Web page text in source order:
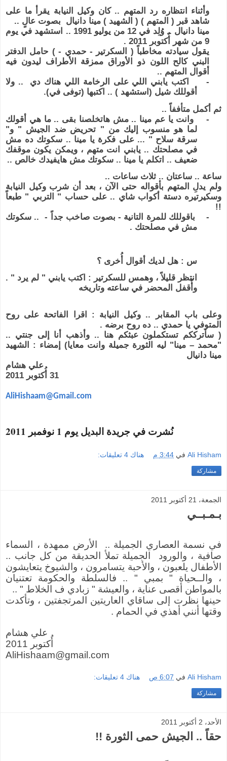
وأثناء انتظاره رد المتهم .. كان وكيل النيابة يقرأ ما على
شاهد قبر ( المتهم ) ( الشهيد ) مينا دانيال بصوت عالٍ ..
مينا دانيال .. وُلِد في 12 من يوليو 1991 .. استشهد في يوم
9 من شهر أُكتوبر 2011 .
يقول سيادته مخاطباً ( السكرتير - حمدي - ) حامل الدفتر
البني كالح اللون ذو الأوراق ممزقة الأطراف ليدون فيه
أقوال المتهم ..
-
اكتب يابني اللي على الرخامة اللي هناك دي .. ولا
أقوللك شيل (استشهد ) .. اكتبها (توفى في).
ثم أكمل متأففاً ..
-
وانت يا عم مينا .. مش هاتخلصنا بقى .. ما هي أقولك
لما هو منسوب إليك من " تحريض ضد الجيش " و"
سرقة سلاح " ... على فكرة يا مينا .. سكوتك ده مش
في مصلحتك .. يابني انت متهم ، ويمكن يكون موقفك
ضعيف .. اتكلم يا مينا .. سكوتك مش هايفيدك خالص ..
ساعة .. ساعتان .. ثلاث ساعات ..
ولم يدلِ المتهم بأقواله حتى الآن ، بعد أن شرب وكيل النيابة
وسكيرتيره دستة أكواب شاي .. على حساب " التربي " طبعاً
!!
-
باقوللك للمرة التانية - بصوت صاخب جداً - .. سكوتك
مش في مصلحتك .
س : هل لديك أقوال أُخرى ؟
انتظر قليلاً ، وهمس للسكرتير : اكتب يابني " لم يرد " .
وأٌقفل المحضر في ساعته وتاريخه
وعلى باب المقابر .. وكيل النيابة : اقرا الفاتحة على روح
المتوفي يا حمدي .. ده روح برضه .
( سأترككم تستكملون عبثكم هنا .. وأذهب أنا إلى جنتي ..
"محمد – مينا" ليه الثورة جميلة وانت معايا) إمضاء : الشهيد
مينا دانيال
علي هشام
31 أُكتوبر 2011
AliHishaam@Gmail.com
نُشرت في جريدة البديل يوم 1 نوفمبر 2011
Ali Hisham في 3:44 م هناك 4 تعليقات:
مشاركة
الجمعة، 21 أكتوبر 2011
بـمـبــي
في نسمة العصاري الجميلة .. الأرض ممهدة ، السماء
صافية ، والورود
الجميلة تملأ الحديقة من كل جانب ..
الأطفال يلعبون ، والأحبة يتسامرون ، والشيوخ يتعايشون
، والــحياة " بمبي " .. فالسلطة والحكومة تعتنيان
بالمواطن أقصى عناية ، والعيشة " زبادي ف الخلاط " ..
حينها نظرت إلى ساقاي العاريتين المرتجفتين ، وتأكدت
وقتها أنني أهذي في الحمام .
علي هشام
أُكتوبر 2011
AliHishaam@gmail.com
Ali Hisham في 6:07 ص هناك 4 تعليقات:
مشاركة
الأحد، 2 أكتوبر 2011
حقاً .. الجيش حمى الثورة !!